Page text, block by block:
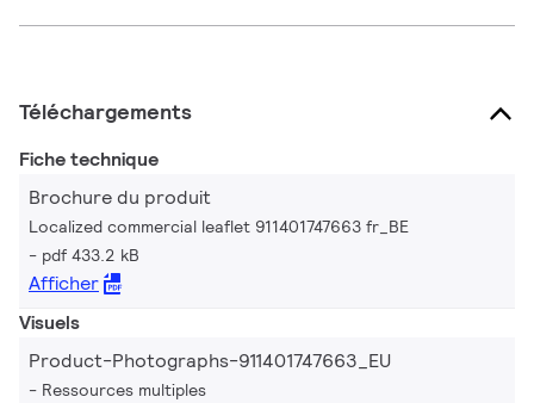
Téléchargements
Fiche technique
Brochure du produit
Localized commercial leaflet 911401747663 fr_BE
pdf 433.2 kB
Afficher
Visuels
Product-Photographs-911401747663_EU
Ressources multiples